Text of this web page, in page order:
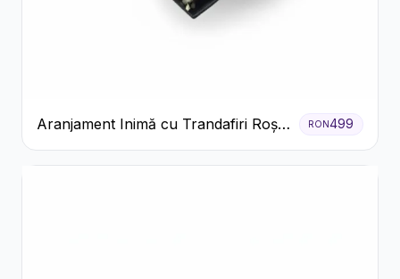
Aranjament Inimă cu Trandafiri Roșii
și Floarea Miresei
RON499